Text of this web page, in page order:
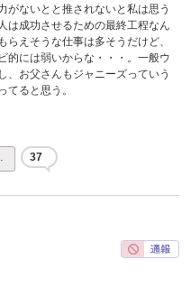
がないとと推されないと私は思う
は成功させるための最終工程なん
えそうな仕事は多そうだけど、
的には弱いからな・・・。一般ウ
、お父さんもジャニーズっていう
てると思う。
37